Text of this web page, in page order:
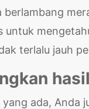
berlambang
untuk
terlalu jauh
yang ada, Anda